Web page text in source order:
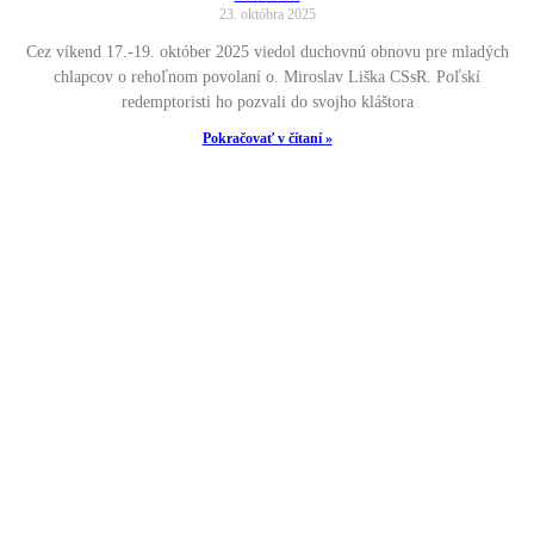
23. októbra 2025
Cez víkend 17.-19. október 2025 viedol duchovnú obnovu pre mladých
chlapcov o rehoľnom povolaní o. Miroslav Liška CSsR. Poľskí
redemptoristi ho pozvali do svojho kláštora
Pokračovať v čítaní »